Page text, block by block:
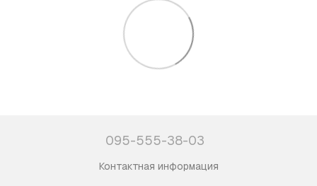
095-555-38-03
Контактная информация